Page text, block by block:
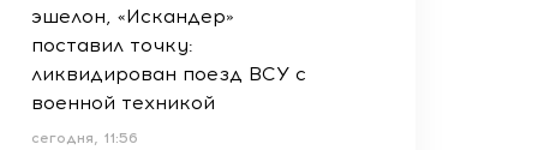
эшелон, «Искандер»
поставил точку:
ликвидирован поезд ВСУ с
военной техникой
сегодня, 11:56